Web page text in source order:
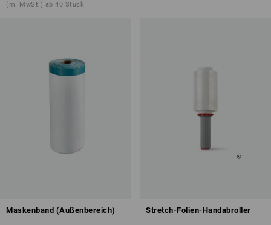
(m. MwSt.) ab 40 Stück
Maskenband (Außenbereich) Stretch-Folien-Handabroller